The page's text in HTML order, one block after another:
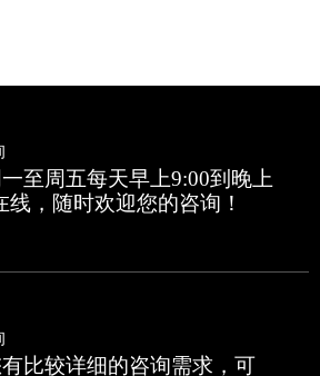
至周五每天早上9:00到晚上
线，随时欢迎您的咨询！
比较详细的咨询需求，可